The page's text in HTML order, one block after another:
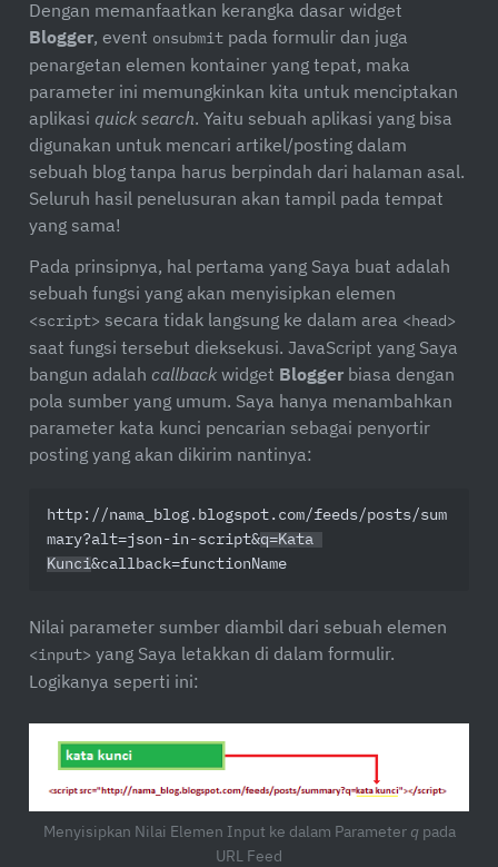
Dengan memanfaatkan kerangka dasar widget
Blogger, event onsubmit pada formulir dan juga
penargetan elemen kontainer yang tepat, maka
parameter ini memungkinkan kita untuk menciptakan
aplikasi quick search. Yaitu sebuah aplikasi yang bisa
digunakan untuk mencari artikel/posting dalam
sebuah blog tanpa harus berpindah dari halaman asal.
Seluruh hasil penelusuran akan tampil pada tempat
yang sama!
Pada prinsipnya, hal pertama yang Saya buat adalah
sebuah fungsi yang akan menyisipkan elemen
<script> secara tidak langsung ke dalam area <head>
saat fungsi tersebut dieksekusi. JavaScript yang Saya
bangun adalah callback widget Blogger biasa dengan
pola sumber yang umum. Saya hanya menambahkan
parameter kata kunci pencarian sebagai penyortir
posting yang akan dikirim nantinya:
http://nama_blog.blogspot.com/feeds/posts/sum
mary?alt=json-in-script&q=Kata
Kunci&callback=functionName
Nilai parameter sumber diambil dari sebuah elemen
<input> yang Saya letakkan di dalam formulir.
Logikanya seperti ini:
Menyisipkan Nilai Elemen Input ke dalam Parameter qpada
URL Feed